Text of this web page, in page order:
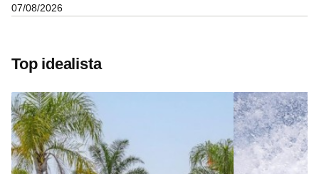
07/08/2026
Top idealista